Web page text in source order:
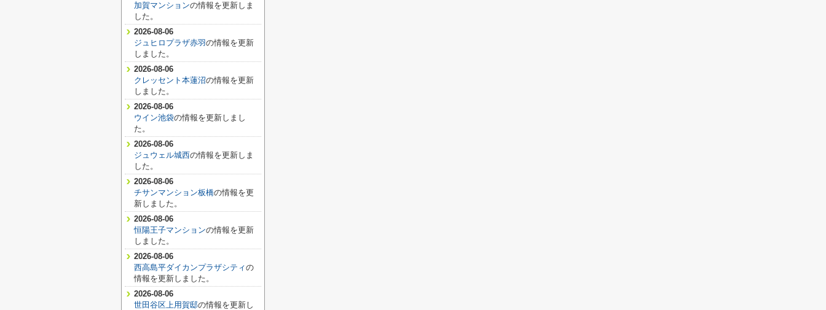
加賀マンションの情報を更新しま
した。
2026-08-06
ジュヒロプラザ赤羽の情報を更新
しました。
2026-08-06
クレッセント本蓮沼の情報を更新
しました。
2026-08-06
ウイン池袋の情報を更新しまし
た。
2026-08-06
ジュウェル城西の情報を更新しま
した。
2026-08-06
チサンマンション板橋の情報を更
新しました。
2026-08-06
恒陽王子マンションの情報を更新
しました。
2026-08-06
西高島平ダイカンプラザシティの
情報を更新しました。
2026-08-06
世田谷区上用賀邸の情報を更新し